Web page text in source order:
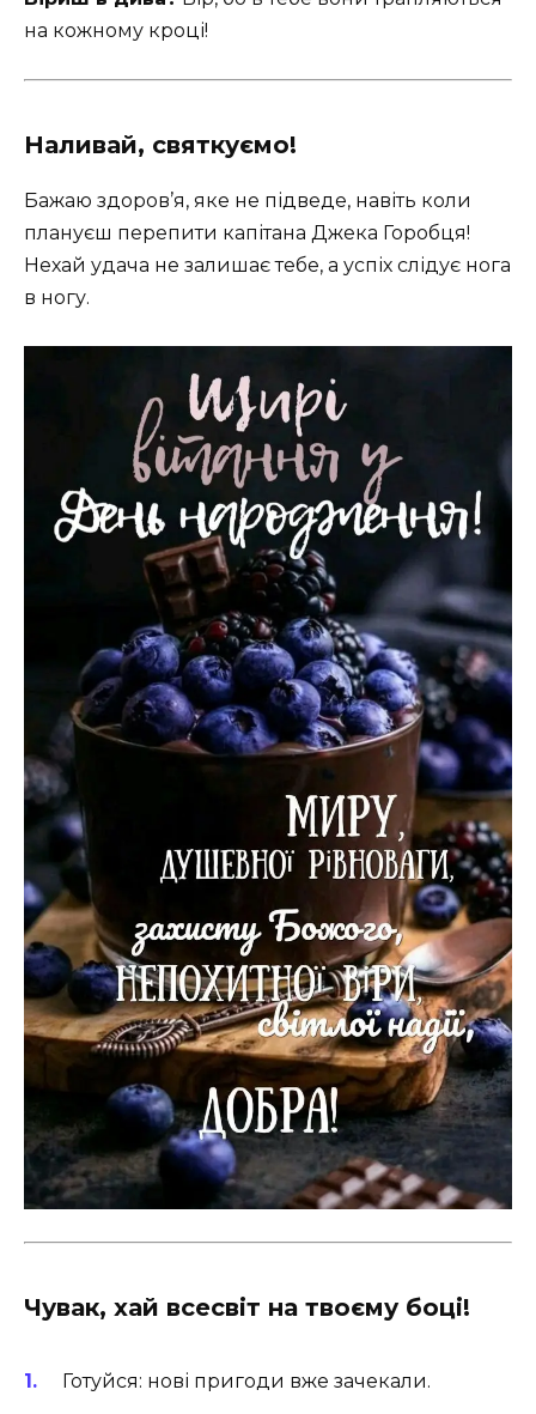
на кожному кроці!
Наливай, святкуємо!
Бажаю здоров’я, яке не підведе, навіть коли
плануєш перепити капітана Джека Горобця!
Нехай удача не залишає тебе, а успіх слідує нога
в ногу.
Чувак, хай всесвіт на твоєму боці!
Готуйся: нові пригоди вже зачекали.